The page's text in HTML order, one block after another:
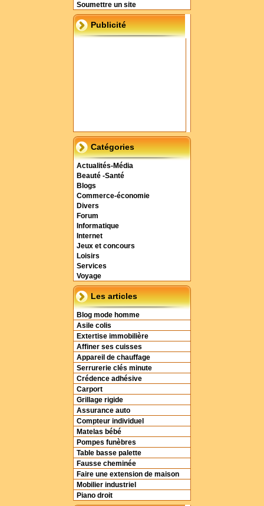
Soumettre un site
Publicité
Catégories
Actualités-Média
Beauté -Santé
Blogs
Commerce-économie
Divers
Forum
Informatique
Internet
Jeux et concours
Loisirs
Services
Voyage
Les articles
Blog mode homme
Asile colis
Extertise immobilière
Affiner ses cuisses
Appareil de chauffage
Serrurerie clés minute
Crédence adhésive
Carport
Grillage rigide
Assurance auto
Compteur individuel
Matelas bébé
Pompes funèbres
Table basse palette
Fausse cheminée
Faire une extension de maison
Mobilier industriel
Piano droit